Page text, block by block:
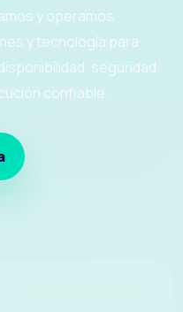
y operamos
y tecnología para
seguridad,
confiable.